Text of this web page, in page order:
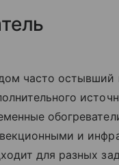
часто остывший
и
для разных